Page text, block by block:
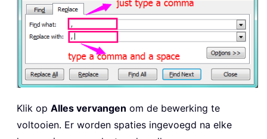
Klik op Alles vervangen om de bewerking te
voltooien. Er worden spaties ingevoegd na elke